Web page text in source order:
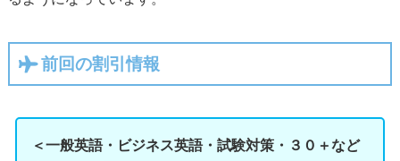
前回の割引情報
＜一般英語・ビジネス英語・試験対策・３０＋など